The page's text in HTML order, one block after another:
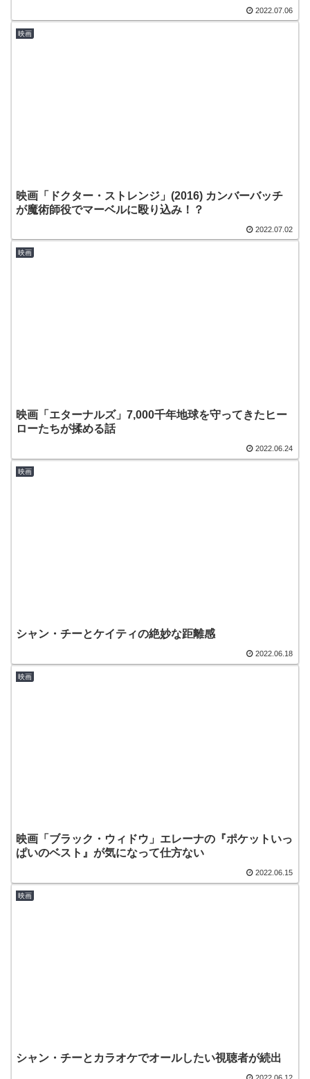
2022.07.06
映画
映画「ドクター・ストレンジ」(2016) カンバーバッチ
が魔術師役でマーベルに殴り込み！？
2022.07.02
映画
映画「エターナルズ」7,000千年地球を守ってきたヒー
ローたちが揉める話
2022.06.24
映画
シャン・チーとケイティの絶妙な距離感
2022.06.18
映画
映画「ブラック・ウィドウ」エレーナの『ポケットいっ
ぱいのベスト』が気になって仕方ない
2022.06.15
映画
シャン・チーとカラオケでオールしたい視聴者が続出